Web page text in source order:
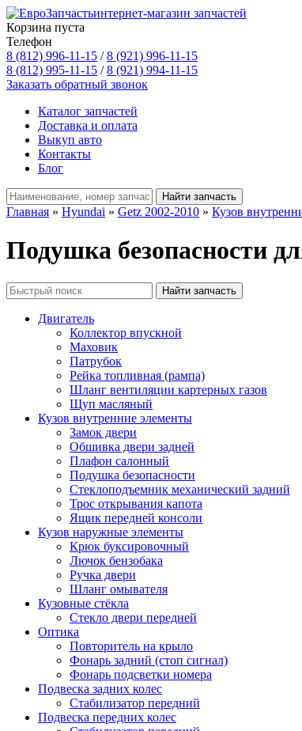
интернет-магазин запчастей
Корзина пуста
Телефон
8 (812) 996-11-15 /8 (921) 996-11-15
8 (812) 995-11-15 /8 (921) 994-11-15
Заказать обратный звонок
Каталог запчастей
Доставка и оплата
Выкуп авто
Контакты
Блог
Главная » Hyundai » Getz 2002-2010 » Кузов
Подушка безопасности
Двигатель
Коллектор впускной
Маховик
Патрубок
Рейка топливная (рампа)
Шланг вентиляции картерных газов
Щуп масляный
Кузов внутренние элементы
Замок двери
Обшивка двери задней
Плафон салонный
Подушка безопасности
Стеклоподъемник механический задний
Трос открывания капота
Ящик передней консоли
Кузов наружные элементы
Крюк буксировочный
Лючок бензобака
Ручка двери
Шланг омывателя
Кузовные стёкла
Стекло двери передней
Оптика
Повторитель на крыло
Фонарь задний (стоп сигнал)
Фонарь подсветки номера
Подвеска задних колес
Стабилизатор передний
Подвеска передних колес